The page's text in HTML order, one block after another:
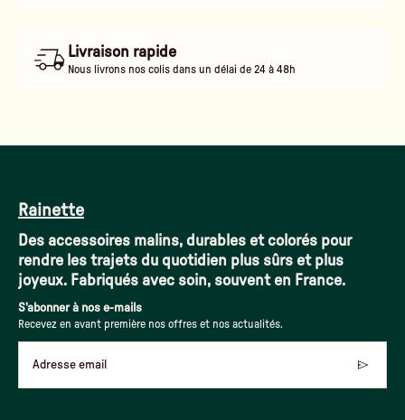
Livraison rapide
Nous livrons nos colis dans un délai de 24 à 48h
Rainette
Des accessoires malins, durables et colorés pour
rendre les trajets du quotidien plus sûrs et plus
joyeux. Fabriqués avec soin, souvent en France.
S'abonner à nos e-mails
Recevez en avant première nos offres et nos actualités.
Adresse email